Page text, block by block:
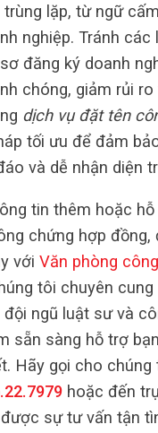
trùng lặp, từ ngữ
nghiệp. Tránh các
đăng ký doanh
chóng, giảm rủi
dịch vụ đặt tên
tối ưu để đảm
và dễ nhận diện
tin thêm hoặc
chứng hợp đồng,
với Văn phòng
tôi chuyên
ngũ luật sư và
sẵn sàng hỗ trợ
Hãy gọi cho chúng
hoặc đến
sự tư vấn tận